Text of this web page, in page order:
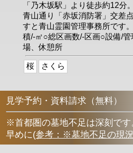
「乃木坂駅」より徒歩約12分
青山通り「赤坂消防署」交差
すと青山霊園管理事務所です
積/-㎡○総区画数/-区画○設備/
場、休憩所
桜 さくら
見学予約・資料請求（無料）
※首都圏の墓地不足は深刻です
早めに(参考：※墓地不足の現況